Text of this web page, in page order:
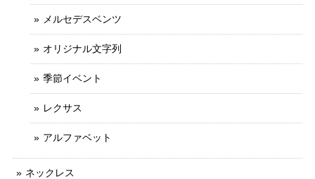
メルセデスベンツ
オリジナル文字列
季節イベント
レクサス
アルファベット
ネックレス